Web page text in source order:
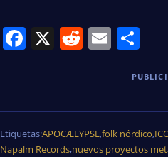
Facebook
X Reddit
Email
Etiquetas:APOCÆLYPSE,folk nórdico,
Napalm Records,nuevos proyectos